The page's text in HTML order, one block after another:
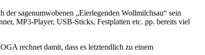
sagenumwobenen „Eierlegenden Wollmilchsau“ sein
MP3-Player, USB-Sticks, Festplatten etc. pp. bereits viel
rechnet damit, dass es letztendlich zu einem